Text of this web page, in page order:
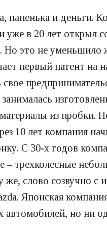
папенька и деньги.
уже в 20 лет открыл
Но это не уменьшило
первый патент на
из пробки.
10 лет компания
С 30-х годов
трехколесные
же, слово созвучно с
Японская
автомобилей, но ни